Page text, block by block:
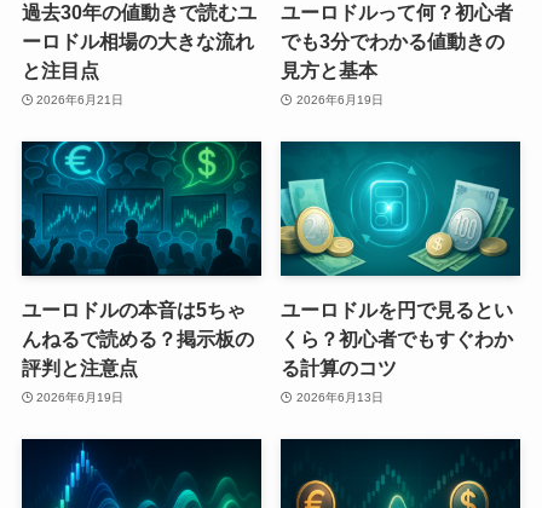
過去30年の値動きで読むユ
ーロドル相場の大きな流れ
と注目点
2026年6月21日
ユーロドルって何？初心者
でも3分でわかる値動きの
見方と基本
2026年6月19日
ユーロドルの本音は5ちゃ
んねるで読める？掲示板の
評判と注意点
2026年6月19日
ユーロドルを円で見るとい
くら？初心者でもすぐわか
る計算のコツ
2026年6月13日